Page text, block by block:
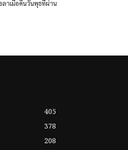
ลาเมื่อคืนวันพุธที่ผ่าน
405
378
208